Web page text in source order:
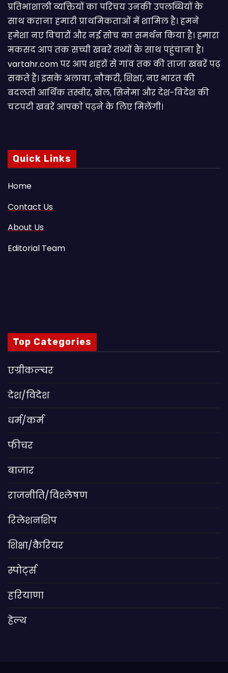
प्रतिभाशाली व्यक्तियों का परिचय उनकी उपलब्धियों के
साथ कराना हमारी प्राथमिकताओं में शामिल है। हमने
हमेशा नए विचारों और नई सोच का समर्थन किया है। हमारा
मकसद आप तक सच्ची खबरें तथ्यों के साथ पहुंचाना है।
vartahr.com पर आप शहरों से गांव तक की ताजा खबरें पढ़
सकते हैं। इसके अलावा, नौकरी, शिक्षा, नए भारत की
बदलती आर्थिक तस्वीर, खेल, सिनेमा और देश-विदेश की
चटपटी खबरें आपकाे पढ़ने के लिए मिलेंगी।
Quick Links
Home
Contact Us
About Us
Editorial Team
Top Categories
एग्रीकल्चर
देश/विदेश
धर्म/कर्म
फीचर
बाजार
राजनीति/विश्लेषण
रिलेशनशिप
शिक्षा/कैरियर
स्पोर्ट्स
हरियाणा
हेल्थ